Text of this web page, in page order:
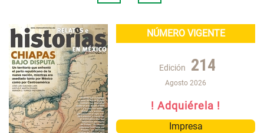
NÚMERO VIGENTE
Edición 214
Agosto 2026
! Adquiérela !
Impresa